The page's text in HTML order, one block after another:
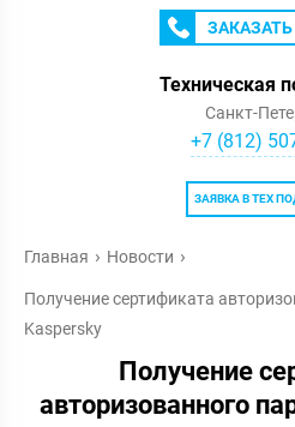
Техническая
Санкт-
+7 (812)
ЗАЯВКА В ТЕХ
Главная Новости
Получение сертификата
Kaspersky
Получение
авторизованного